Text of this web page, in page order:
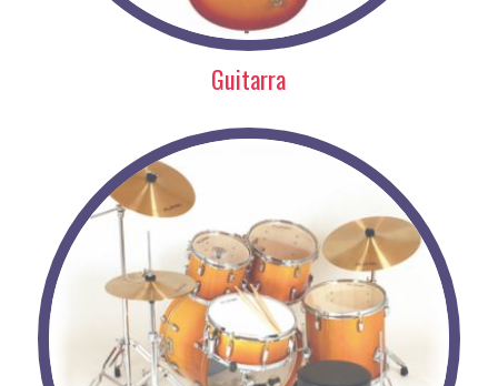
Guitarra